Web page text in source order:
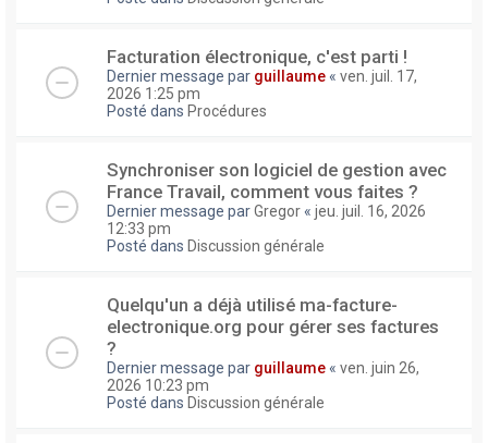
Facturation électronique, c'est parti !
Dernier message par guillaume « ven. juil. 17,
2026 1:25 pm
Posté dans Procédures
Synchroniser son logiciel de gestion avec
France Travail, comment vous faites ?
Dernier message parGregor « jeu. juil. 16, 2026
12:33 pm
Posté dans Discussion générale
Quelqu'un a déjà utilisé ma-facture-
electronique.org pour gérer ses factures
?
Dernier message par guillaume « ven. juin 26,
2026 10:23 pm
Posté dans Discussion générale